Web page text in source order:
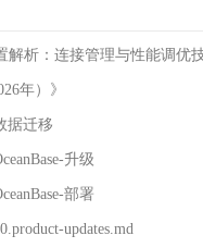
解析：连接管理与性能调优
年）》
据迁移
升级
部署
updates.md